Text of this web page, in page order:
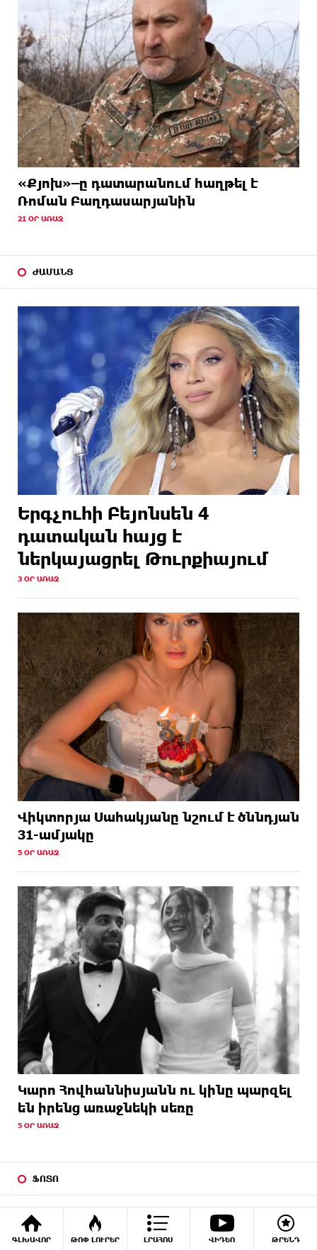
ԳԼԽԱՎՈՐ ԹՈՓ ԼՈՒՐԵՐ ԼՐԱՀՈՍ ՎԻԴԵՈ ԹՐԵՆԴ
«Քյոխ»–ը դատարանում հաղթել է
Ռոման Բաղդասարյանին
21 ՕՐ ԱՌԱՋ
ԺԱՄԱՆՑ
Երգչուհի Բեյոնսեն ​​4
դատական հայց է
ներկայացրել Թուրքիայում
3 ՕՐ ԱՌԱՋ
Վիկտորյա Սահակյանը նշում է ծննդյան
31-ամյակը
5 ՕՐ ԱՌԱՋ
Կարո Հովհաննիսյանն ու կինը պարզել
են իրենց առաջնեկի սեռը
5 ՕՐ ԱՌԱՋ
ՖՈՏՈ